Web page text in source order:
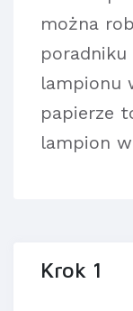
można
lampionu
papierze
lampion
Krok 1